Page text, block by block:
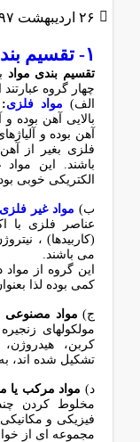
۲۶ اردیبهشت ۱۳۹۷(3005 روز پیش)
۱- تقسیم بندی مواد
تقسیم بندی مواد
چهار گروه عبارتند
الف) مواد فلزی:
بالایی آهن بوده
آهن بوده و
فلزی بغیر از
باشند. این
الکتریکی خوبی
ب) مواد غیر
عناصر فلزی با
(کاربیدها) ،
می باشند.
این گروه از
کمی بوده لذا
ج) مواد مصنوعی
مولکولهای
کربن،
تشکیل شده اند،
د) مواد مرکب یا
مخلوط کردن
فیزیکی و
مجموعه ای از